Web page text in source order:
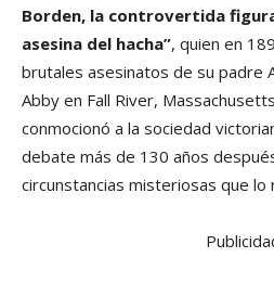
Borden, la controvertida
asesina del hacha”, quien en
brutales asesinatos de su padre
Abby en Fall River,
conmocionó a la sociedad
debate más de 130 años
circunstancias misteriosas que lo